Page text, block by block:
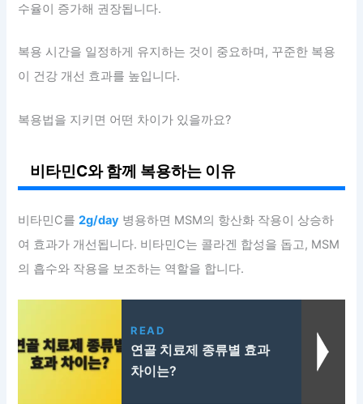
수율이 증가해 권장됩니다.
복용 시간을 일정하게 유지하는 것이 중요하며, 꾸준한 복용
이 건강 개선 효과를 높입니다.
복용법을 지키면 어떤 차이가 있을까요?
비타민C와 함께 복용하는 이유
비타민C를2g/day 병용하면 MSM의 항산화 작용이 상승하
여 효과가 개선됩니다. 비타민C는 콜라겐 합성을 돕고, MSM
의 흡수와 작용을 보조하는 역할을 합니다.
READ
연골 치료제 종류별 효과
차이는?